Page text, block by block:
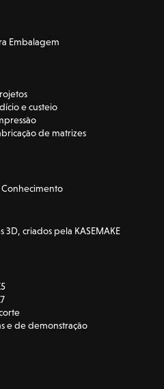
Embalagem
e custeio
de matrizes
Conhecimento
criados pela KASEMAKE
e de demonstração